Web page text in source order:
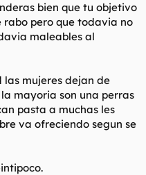
bien que tu objetivo
rabo pero que todavia no
maleables al
mujeres dejan de
mayoria son una perras
pasta a muchas les
va ofreciendo segun se